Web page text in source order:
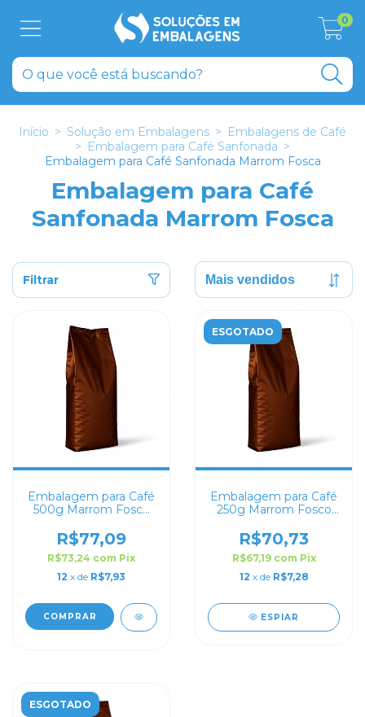
0
Início > Solução em Embalagens > Embalagens de Café
> Embalagem para Café Sanfonada >
Embalagem para Café Sanfonada Marrom Fosca
Embalagem para Café
Sanfonada Marrom Fosca
Filtrar
Embalagem para Café
500g Marrom Fosco
R$77,09
R$73,24 com Pix
12 x de R$7,93
COMPRAR
ESGOTADO
Embalagem para Café
250g Marrom Fosco
R$70,73
R$67,19 com Pix
12 x de R$7,28
ESPIAR
ESGOTADO